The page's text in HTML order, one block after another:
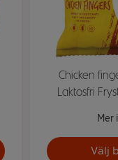
Chicken
Laktosfri
Mer
Välj